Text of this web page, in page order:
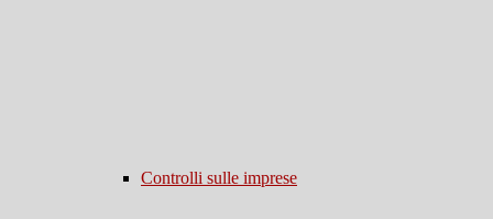
Controlli sulle imprese